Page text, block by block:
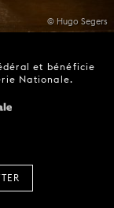
© Hugo Segers
et bénéficie
Nationale.